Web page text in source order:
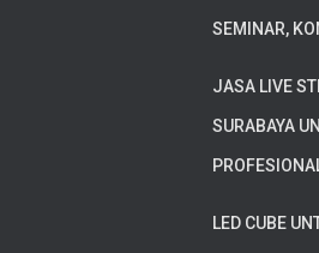
SEMINAR,
JASA LIVE
SURABAYA
LED CUBE